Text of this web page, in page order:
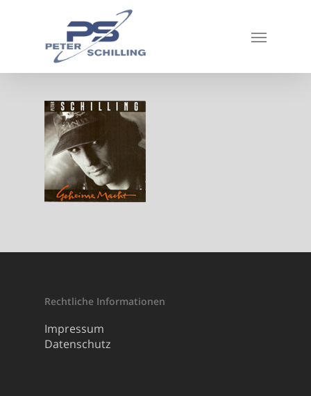
Rechtliche Informationen
Impressum
Datenschutz